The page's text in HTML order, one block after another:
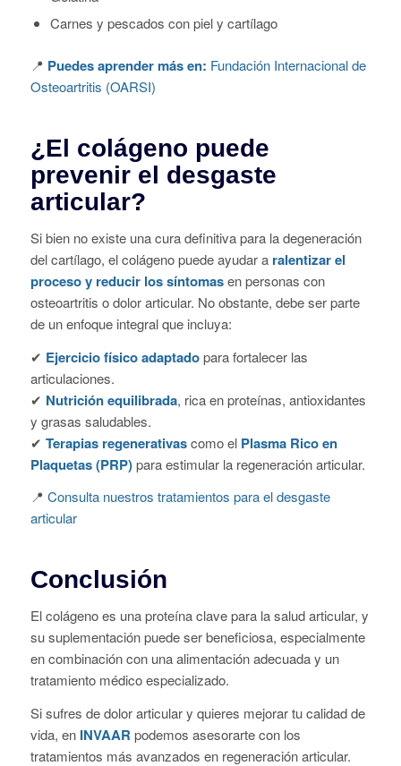
Carnes y pescados con piel y cartílago
📍 Puedes aprender más en: Fundación Internacional de
Osteoartritis (OARSI)
¿El colágeno puede
prevenir el desgaste
articular?
Si bien no existe una cura definitiva para la degeneración
del cartílago, el colágeno puede ayudar a ralentizar el
proceso y reducir los síntomasen personas con
osteoartritis o dolor articular. No obstante, debe ser parte
de un enfoque integral que incluya:
✔ Ejercicio físico adaptadopara fortalecer las
articulaciones.
✔ Nutrición equilibrada, rica en proteínas, antioxidantes
y grasas saludables.
✔ Terapias regenerativascomo el Plasma Rico en
Plaquetas (PRP)para estimular la regeneración articular.
📍 Consulta nuestros tratamientos para el desgaste
articular
Conclusión
El colágeno es una proteína clave para la salud articular, y
su suplementación puede ser beneficiosa, especialmente
en combinación con una alimentación adecuada y un
tratamiento médico especializado.
Si sufres de dolor articular y quieres mejorar tu calidad de
vida, en INVAAR podemos asesorarte con los
tratamientos más avanzados en regeneración articular.